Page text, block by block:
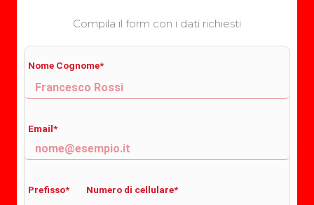
Compila il form con i dati richiesti
Nome Cognome*
Email*
Prefisso* Numero di cellulare*